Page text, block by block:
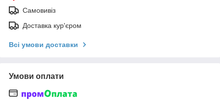
Самовивіз
Доставка кур'єром
Всі умови доставки
Умови оплати